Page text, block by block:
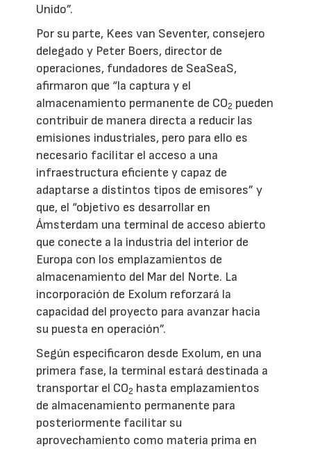
Unido”.
Por su parte, Kees van Seventer, consejero
delegado y Peter Boers, director de
operaciones, fundadores de SeaSeaS,
afirmaron que “la captura y el
almacenamiento permanente de CO2 pueden
contribuir de manera directa a reducir las
emisiones industriales, pero para ello es
necesario facilitar el acceso a una
infraestructura eficiente y capaz de
adaptarse a distintos tipos de emisores” y
que, el “objetivo es desarrollar en
Ámsterdam una terminal de acceso abierto
que conecte a la industria del interior de
Europa con los emplazamientos de
almacenamiento del Mar del Norte. La
incorporación de Exolum reforzará la
capacidad del proyecto para avanzar hacia
su puesta en operación”.
Según especificaron desde Exolum, en una
primera fase, la terminal estará destinada a
transportar el CO2 hasta emplazamientos
de almacenamiento permanente para
posteriormente facilitar su
aprovechamiento como materia prima en